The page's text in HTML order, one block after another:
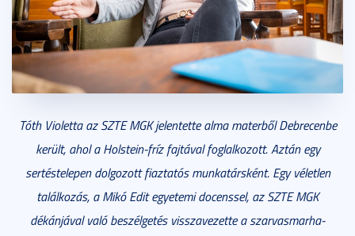
Tóth Violetta az SZTE MGK jelentette alma materből Debrecenbe
került, ahol a Holstein-fríz fajtával foglalkozott. Aztán egy
sertéstelepen dolgozott fiaztatós munkatársként. Egy véletlen
találkozás, a Mikó Edit egyetemi docenssel, az SZTE MGK
dékánjával való beszélgetés visszavezette a szarvasmarha-